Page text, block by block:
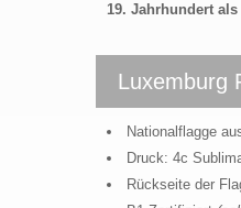
19. Jahrhundert
Luxemburg
Nationalflagge
Druck: 4c
Rückseite der